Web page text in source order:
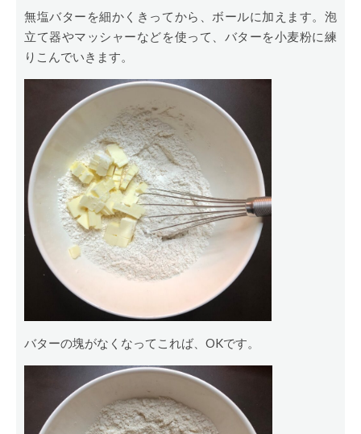
無塩バターを細かくきってから、ボールに加えます。泡
立て器やマッシャーなどを使って、バターを小麦粉に練
りこんでいきます。
バターの塊がなくなってこれば、OKです。